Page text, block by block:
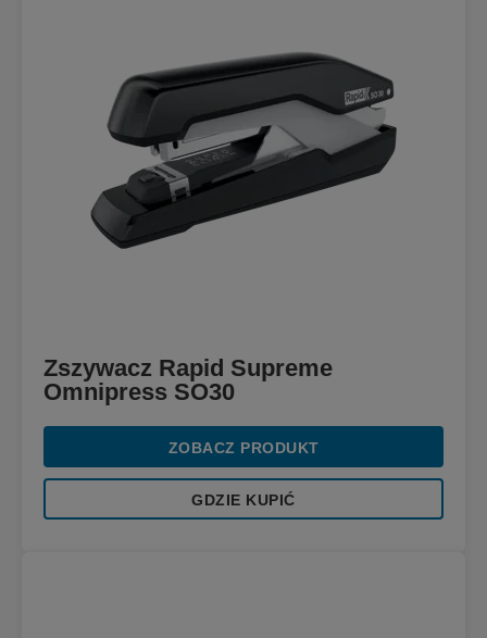
Zszywacz Rapid Supreme
Omnipress SO30
ZOBACZ PRODUKT
GDZIE KUPIĆ